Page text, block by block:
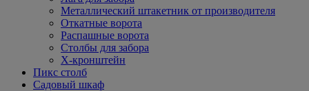
Металлический штакетник от производителя
Откатные ворота
Распашные ворота
Столбы для забора
Х-кронштейн
Пикс столб
Садовый шкаф